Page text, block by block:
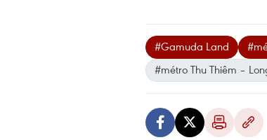
#Gamuda Land
#métro Thu Thiêm –